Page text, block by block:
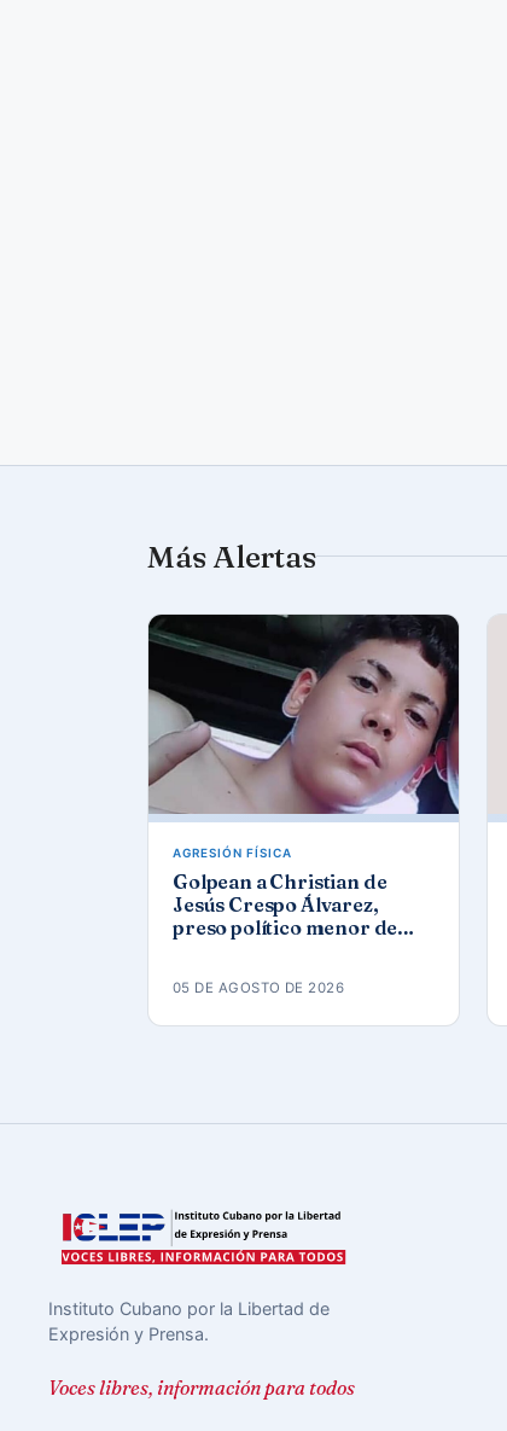
Más Alertas
AGRESIÓN FÍSICA
Golpean a Christian de
Jesús Crespo Álvarez,
preso político menor de
05 DE AGOSTO DE 2026
Instituto Cubano por la Libertad de
Expresión y Prensa.
Voces libres, información para todos